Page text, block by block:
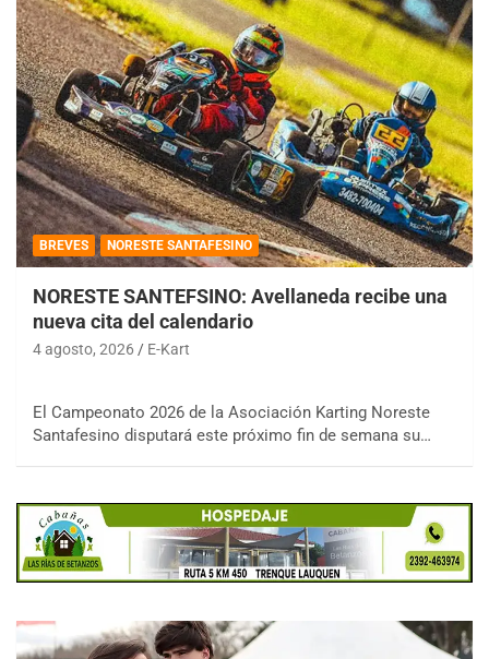
BREVES NORESTE SANTAFESINO
NORESTE SANTEFSINO: Avellaneda recibe una
nueva cita del calendario
4 agosto, 2026 E-Kart
El Campeonato 2026 de la Asociación Karting Noreste
Santafesino disputará este próximo fin de semana su…